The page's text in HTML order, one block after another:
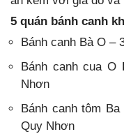
5 quán bánh canh
Bánh canh Bà O –
Bánh canh cua O
Nhơn
Bánh canh tôm Ba
Quy Nhơn